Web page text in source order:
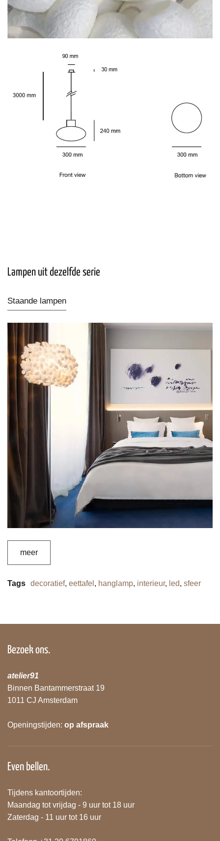
Lampen uit dezelfde serie
Staande lampen
meer
Tags decoratief, eettafel , hanglamp, interieur, led, sfeer
Bezoek ons.
atelier91
Binnen Bantammerstraat 19
1011 CJ Amsterdam
Openingstijden: op afspraak
Even bellen.
Tijdens kantoortijden:
Maandag tot vrijdag - 9 uur tot 18 uur
Zaterdag - 11 uur tot 16 uur